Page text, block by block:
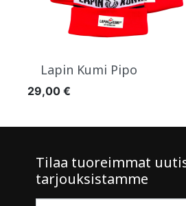
Lapin Kumi Pipo
Hinta
29,00 €
Tilaa tuoreimmat
tarjouksistamme